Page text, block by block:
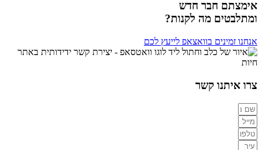
אימצתם חבר חדש
ומתלבטים מה לקנות?
אנחנו זמינים בוואצאפ לייעץ לכם
צרו איתנו קשר